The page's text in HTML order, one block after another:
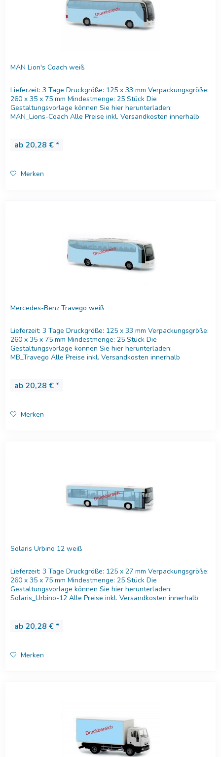
MAN Lion's Coach weiß
Lieferzeit: 3 Tage Druckgröße: 125 x 33 mm Verpackungsgröße:
260 x 35 x 75 mm Mindestmenge: 25 Stück Die
Gestaltungsvorlage können Sie hier herunterladen:
MAN_Lions-Coach Alle Preise inkl. Versandkosten innerhalb
ab 20,28 € *
Merken
Mercedes-Benz Travego weiß
Lieferzeit: 3 Tage Druckgröße: 125 x 33 mm Verpackungsgröße:
260 x 35 x 75 mm Mindestmenge: 25 Stück Die
Gestaltungsvorlage können Sie hier herunterladen:
MB_Travego Alle Preise inkl. Versandkosten innerhalb
ab 20,28 € *
Merken
Solaris Urbino 12 weiß
Lieferzeit: 3 Tage Druckgröße: 125 x 27 mm Verpackungsgröße:
260 x 35 x 75 mm Mindestmenge: 25 Stück Die
Gestaltungsvorlage können Sie hier herunterladen:
Solaris_Urbino-12 Alle Preise inkl. Versandkosten innerhalb
ab 20,28 € *
Merken